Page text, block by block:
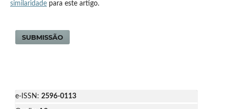
similaridadepara este artigo.
SUBMISSÃO
e-ISSN: 2596-0113